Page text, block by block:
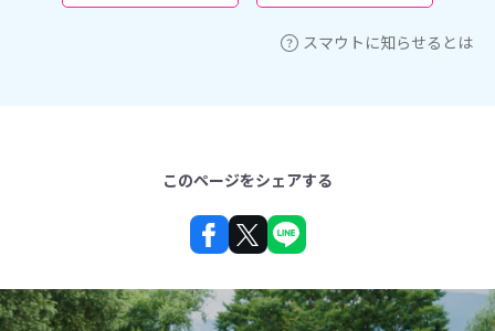
スマウトに知らせるとは
このページをシェアする